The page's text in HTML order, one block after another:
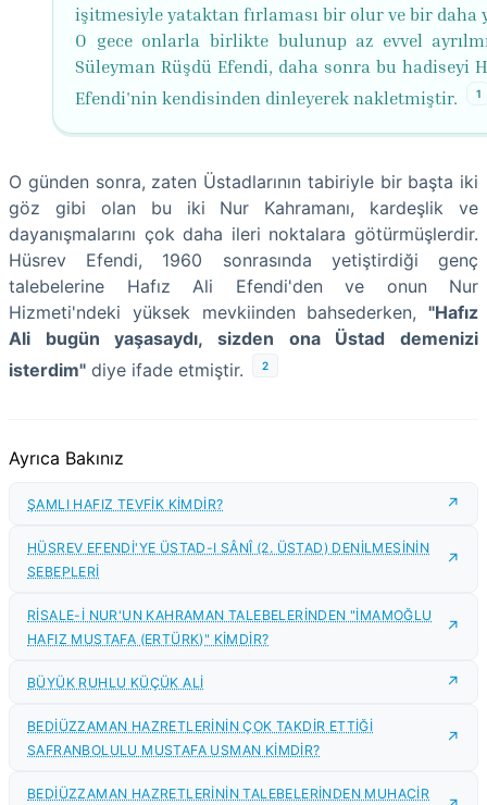
işitmesiyle yataktan fırlaması bir olur ve bir daha
O gece onlarla birlikte bulunup az evvel
Süleyman Rüşdü Efendi, daha sonra bu hadiseyi
Efendi'nin kendisinden dinleyerek nakletmiştir.
1
O günden sonra, zaten Üstadlarının tabiriyle bir başta iki
göz gibi olan bu iki Nur Kahramanı, kardeşlik ve
dayanışmalarını çok daha ileri noktalara götürmüşlerdir.
Hüsrev Efendi, 1960 sonrasında yetiştirdiği genç
talebelerine Hafız Ali Efendi'den ve onun Nur
Hizmeti'ndeki yüksek mevkiinden bahsederken, "Hafız
Ali bugün yaşasaydı, sizden ona Üstad demenizi
isterdim" diye ifade etmiştir. 2
Ayrıca Bakınız
ŞAMLI HAFIZ TEVFİK KİMDİR?
HÜSREV EFENDİ'YE ÜSTAD-I SÂNÎ (2. ÜSTAD) DENİLMESİNİN
SEBEPLERİ
RİSALE-İ NUR'UN KAHRAMAN TALEBELERİNDEN "İMAMOĞLU
HAFIZ MUSTAFA (ERTÜRK)" KİMDİR?
BÜYÜK RUHLU KÜÇÜK ALİ
BEDİÜZZAMAN HAZRETLERİNİN ÇOK TAKDİR ETTİĞİ
SAFRANBOLULU MUSTAFA USMAN KİMDİR?
BEDİÜZZAMAN HAZRETLERİNİN TALEBELERİNDEN MUHACİR